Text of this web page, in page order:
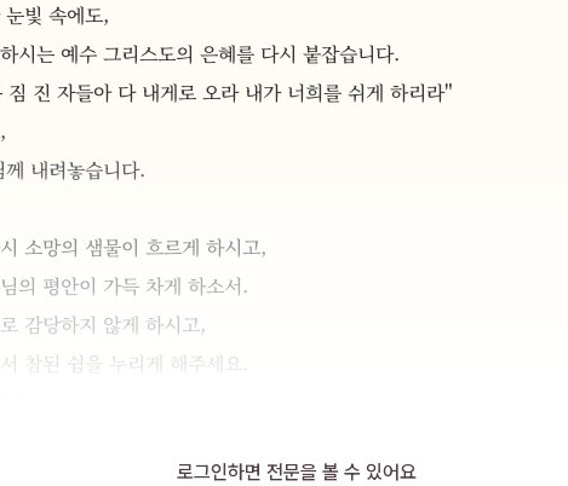
빛 속에도,
시는 예수 그리스도의 은혜를 다시 붙잡습니다.
짐 진 자들아 다 내게로 오라 내가 너희를 쉬게 하리라"
내려놓습니다.
소망의 샘물이 흐르게 하시고,
의 평안이 가득 차게 하소서.
감당하지 않게 하시고,
참된 쉼을 누리게 해주세요.
가는 가족과 친구, 동료들에게도 주님의 위로와 쉼이 임하게 하시고,
로그인하면 전문을 볼 수 있어요